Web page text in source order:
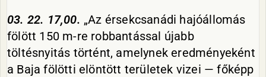
03. 22. 17,00. „Az érsekcsanádi hajóállomás
fölött 150 m-re robbantással újabb
töltésnyitás történt, amelynek eredményeként
a Baja fölötti elöntött területek vizei — főképp